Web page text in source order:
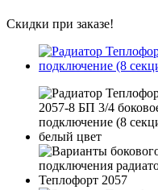
Скидки при заказе!